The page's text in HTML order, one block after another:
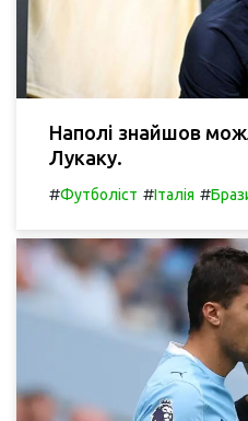
Наполі знайшов
Лукаку.
#Футболіст #Італія #